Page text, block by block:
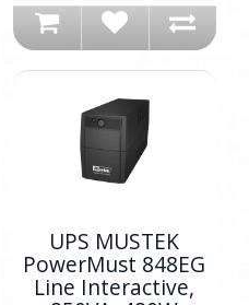
UPS MUSTEK
PowerMust 848EG
Line Interactive,